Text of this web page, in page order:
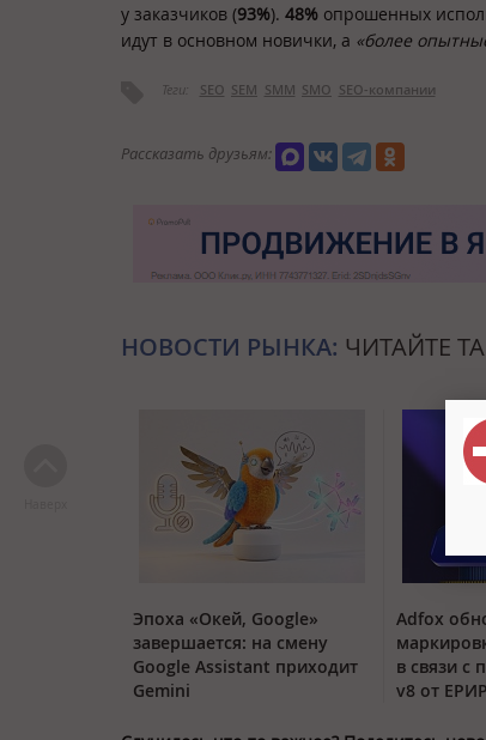
у заказчиков (93%). 48% опрошенных
идут в основном новички, а «более
Теги: SEO SEM SMM SMO SEO-компании
Рассказать друзьям:
НОВОСТИ РЫНКА: ЧИТАЙТЕ
Эпоха «Окей, Google»
завершается: на смену
Google Assistant приходит
Gemini
Adfox
в связи с
v8 от ЕРИР